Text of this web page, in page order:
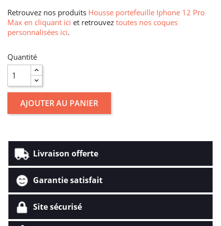
Retrouvez nos produits Housse portefeuille Iphone 12 Pro
Max en cliquant ici et retrouvez toutes nos coques
personnalisées ici.
Quantité
AJOUTER AU PANIER
Livraison offerte
Garantie satisfait
Site sécurisé